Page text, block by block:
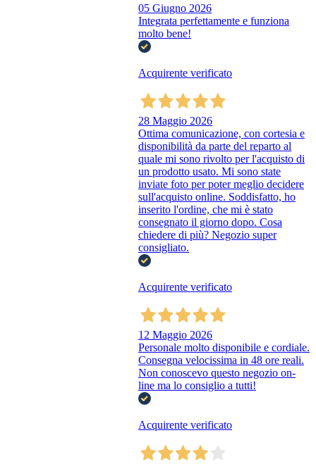
05 Giugno 2026
Integrata perfettamente e funziona
molto bene!
Acquirente verificato
28 Maggio 2026
Ottima comunicazione, con cortesia e
disponibilità da parte del reparto al
quale mi sono rivolto per l'acquisto di
un prodotto usato. Mi sono state
inviate foto per poter meglio decidere
sull'acquisto online. Soddisfatto, ho
inserito l'ordine, che mi è stato
consegnato il giorno dopo. Cosa
chiedere di più? Negozio super
consigliato.
Acquirente verificato
12 Maggio 2026
Personale molto disponibile e cordiale.
Consegna velocissima in 48 ore reali.
Non conoscevo questo negozio on-
line ma lo consiglio a tutti!
Acquirente verificato